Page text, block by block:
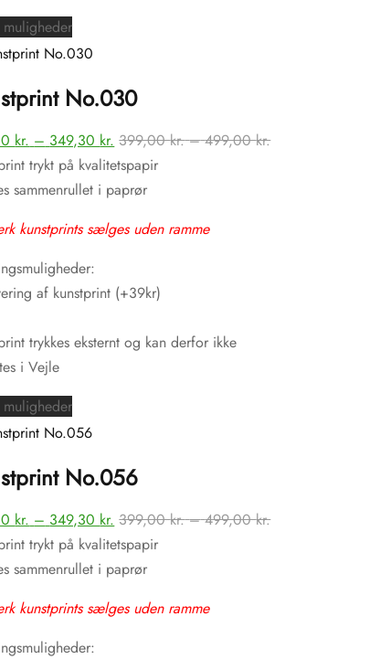
Dette
vare
flere
Mulighederne
kan
vælges
på
No.030
kr. – 349,30 kr. Prisinterval:
279,30 kr.
til
399,00kr. – 499,00kr.Prisinterval:
trykt på kvalitetspapir
sammenrullet i paprør
kunstprints sælges uden ramme
af kunstprint (+39kr)
trykkes eksternt og kan derfor ikke
i Vejle
Dette
vare
flere
Mulighederne
kan
vælges
på
No.056
kr. – 349,30 kr. Prisinterval:
279,30 kr.
til
399,00kr. – 499,00kr.Prisinterval:
trykt på kvalitetspapir
sammenrullet i paprør
kunstprints sælges uden ramme